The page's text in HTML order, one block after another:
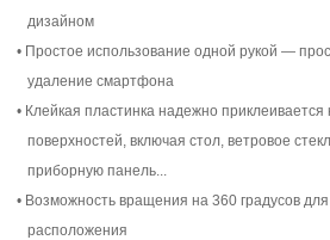
дизайном
• Простое использование одной рукой —
удаление смартфона
• Клейкая пластинка надежно приклеивается
поверхностей, включая стол, ветровое
приборную панель...
• Возможность вращения на 360 градусов
расположения